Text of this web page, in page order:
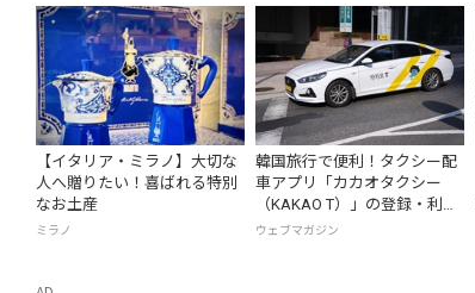
【イタリア・ミラノ】大切な
人へ贈りたい！喜ばれる特別
なお土産
ミラノ
韓国旅行で便利！タクシー配
車アプリ「カカオタクシー
（KAKAO T）」の登録・利用
方法
ウェブマガジン